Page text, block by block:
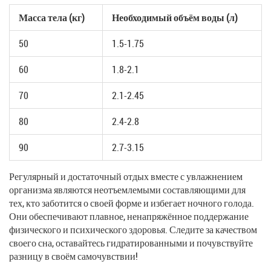
Масса тела (кг)
Необходимый объём воды (л)
50
1.5-1.75
60
1.8-2.1
70
2.1-2.45
80
2.4-2.8
90
2.7-3.15
Регулярный и достаточный отдых вместе с увлажнением
организма являются неотъемлемыми составляющими для
тех, кто заботится о своей форме и избегает ночного голода.
Они обеспечивают плавное, ненапряжённое поддержание
физического и психического здоровья. Следите за качеством
своего сна, оставайтесь гидратированными и почувствуйте
разницу в своём самочувствии!